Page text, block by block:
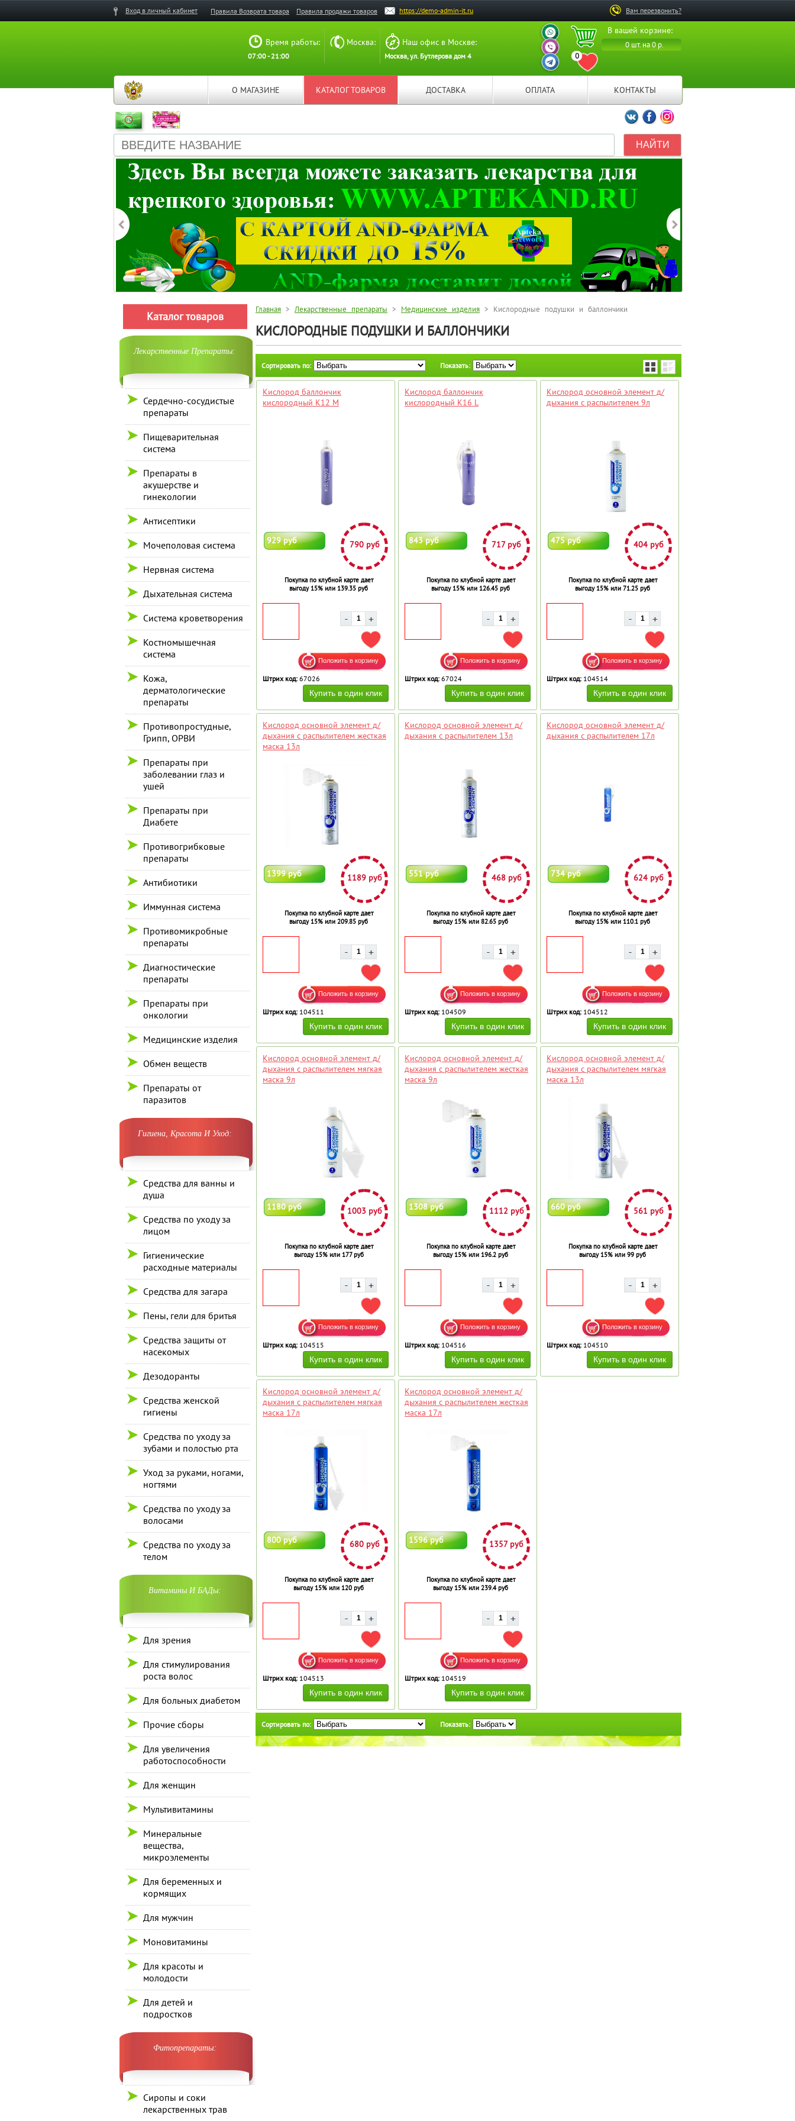
Вам перезвонить?
Вход в личный кабинет Правила Возврата товара Правила продажи товаров https://demo-admin-it.ru
В вашей корзине:
0 шт. на 0 р.
0
ПЕРЕЙТИ В ИЗБРАННОЕ
ВАШ ПЕРСОНАЛЬНЫЙ
МЕНЕДЖЕР
ВАШ ПЕРСОНАЛЬНЫЙ
МЕНЕДЖЕР
ВАШ ПЕРСОНАЛЬНЫЙ
МЕНЕДЖЕР
Время работы:
07:00 - 21:00
Москва: Наш офис в Москве:
Москва, ул. Бутлерова дом 4
О МАГАЗИНЕ КАТАЛОГ ТОВАРОВ ДОСТАВКА ОПЛАТА КОНТАКТЫ
Мы ВКонтакте
Мы на Facebook
Мы в Instagramm
Каталог товаров
Лекарственные Препараты:
Сердечно-сосудистые
препараты
Пищеварительная
система
Препараты в
акушерстве и
гинекологии
Антисептики
Мочеполовая система
Нервная система
Дыхательная система
Система кроветворения
Костномышечная
система
Кожа,
дерматологические
препараты
Противопростудные,
Грипп, ОРВИ
Препараты при
заболевании глаз и
ушей
Препараты при
Диабете
Противогрибковые
препараты
Антибиотики
Иммунная система
Противомикробные
препараты
Диагностические
препараты
Препараты при
онкологии
Медицинские изделия
Обмен веществ
Препараты от
паразитов
Гигиена, Красота И Уход:
Средства для ванны и
душа
Средства по уходу за
лицом
Гигиенические
расходные материалы
Средства для загара
Пены, гели для бритья
Средства защиты от
насекомых
Дезодоранты
Средства женской
гигиены
Средства по уходу за
зубами и полостью рта
Уход за руками, ногами,
ногтями
Средства по уходу за
волосами
Средства по уходу за
телом
Витамины И БАДы:
Для зрения
Для стимулирования
роста волос
Для больных диабетом
Прочие сборы
Для увеличения
работоспособности
Для женщин
Мультивитамины
Минеральные
вещества,
микроэлементы
Для беременных и
кормящих
Для мужчин
Моновитамины
Для красоты и
молодости
Для детей и
подростков
Фитопрепараты:
Сиропы и соки
лекарственных трав
Главная > Лекарственные препараты > Медицинские изделия > Кислородные подушки и баллончики
КИСЛОРОДНЫЕ ПОДУШКИ И БАЛЛОНЧИКИ
Сортировать по: Показать:
Кислород баллончик
кислородный К12 М
929 руб 790 руб
Покупка по клубной карте дает
выгоду 15% или 139.35 руб
ДОБАВИТЬ В ИЗБРАННОЕ
Штрих код: 67026
Кислород баллончик
кислородный К16 L
843 руб 717 руб
Покупка по клубной карте дает
выгоду 15% или 126.45 руб
ДОБАВИТЬ В ИЗБРАННОЕ
Штрих код: 67024
Кислород основной элемент д/
дыхания с распылителем 9л
475 руб 404 руб
Покупка по клубной карте дает
выгоду 15% или 71.25 руб
ДОБАВИТЬ В ИЗБРАННОЕ
Штрих код: 104514
Кислород основной элемент д/
дыхания с распылителем жесткая
маска 13л
1399 руб 1189 руб
Покупка по клубной карте дает
выгоду 15% или 209.85 руб
ДОБАВИТЬ В ИЗБРАННОЕ
Штрих код: 104511
Кислород основной элемент д/
дыхания с распылителем 13л
551 руб 468 руб
Покупка по клубной карте дает
выгоду 15% или 82.65 руб
ДОБАВИТЬ В ИЗБРАННОЕ
Штрих код: 104509
Кислород основной элемент д/
дыхания с распылителем 17л
734 руб 624 руб
Покупка по клубной карте дает
выгоду 15% или 110.1 руб
ДОБАВИТЬ В ИЗБРАННОЕ
Штрих код: 104512
Кислород основной элемент д/
дыхания с распылителем мягкая
маска 9л
1180 руб 1003 руб
Покупка по клубной карте дает
выгоду 15% или 177 руб
ДОБАВИТЬ В ИЗБРАННОЕ
Штрих код: 104515
Кислород основной элемент д/
дыхания с распылителем жесткая
маска 9л
1308 руб 1112 руб
Покупка по клубной карте дает
выгоду 15% или 196.2 руб
ДОБАВИТЬ В ИЗБРАННОЕ
Штрих код: 104516
Кислород основной элемент д/
дыхания с распылителем мягкая
маска 13л
660 руб 561 руб
Покупка по клубной карте дает
выгоду 15% или 99 руб
ДОБАВИТЬ В ИЗБРАННОЕ
Штрих код: 104510
Кислород основной элемент д/
дыхания с распылителем мягкая
маска 17л
800 руб 680 руб
Покупка по клубной карте дает
выгоду 15% или 120 руб
ДОБАВИТЬ В ИЗБРАННОЕ
Штрих код: 104513
Кислород основной элемент д/
дыхания с распылителем жесткая
маска 17л
1596 руб 1357 руб
Покупка по клубной карте дает
выгоду 15% или 239.4 руб
ДОБАВИТЬ В ИЗБРАННОЕ
Штрих код: 104519
Сортировать по: Показать: